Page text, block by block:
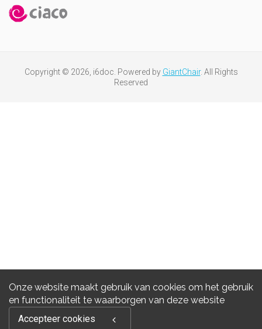
Onze website maakt gebruik van cookies om het gebruik
en functionaliteit te waarborgen van deze website
Accepteer cookies
Copyright © 2026, i6doc. Powered by GiantChair. All Rights
Reserved